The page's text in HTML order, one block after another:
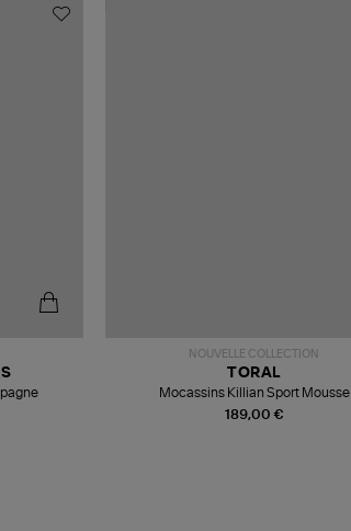
NOUVELLE COLLECTION
189,00 €
TORAL
Mocassins Killian Sport Mousse